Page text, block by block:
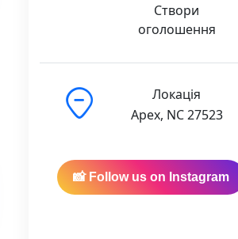
Ліндґрен (ПОШКОДЖЕНА) quantity
Створи
оголошення
Локація
Apex, NC 27523
📸 Follow us on Instagram